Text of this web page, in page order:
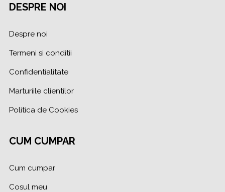
DESPRE NOI
Despre noi
Termeni si conditii
Confidentialitate
Marturiile clientilor
Politica de Cookies
CUM CUMPAR
Cum cumpar
Cosul meu